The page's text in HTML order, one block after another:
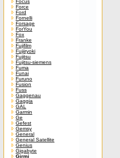
Focus
Force
Ford
Fornelli
Forsage
ForYou
Fox
Franke
Fujifilm
Fujiiryoki
Fujitsu
Fujitsu-siemens
Fuma
Funai
Furuno
Fusion
Fuss
Gaggenau
Gaggia
GAL
Garmin
Ge
Gefest
Gemsy
General
General Satellite
Genius
Gigabyte
Girmi